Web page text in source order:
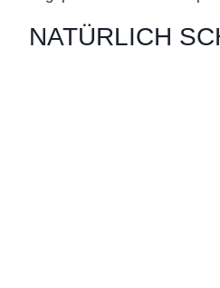
NATÜRLICH